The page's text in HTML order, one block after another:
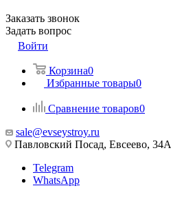
Заказать звонок
Задать вопрос
Войти
Корзина0
Избранные товары0
Сравнение товаров0
sale@evseystroy.ru
Павловский Посад, Евсеево, 34А
Telegram
WhatsApp